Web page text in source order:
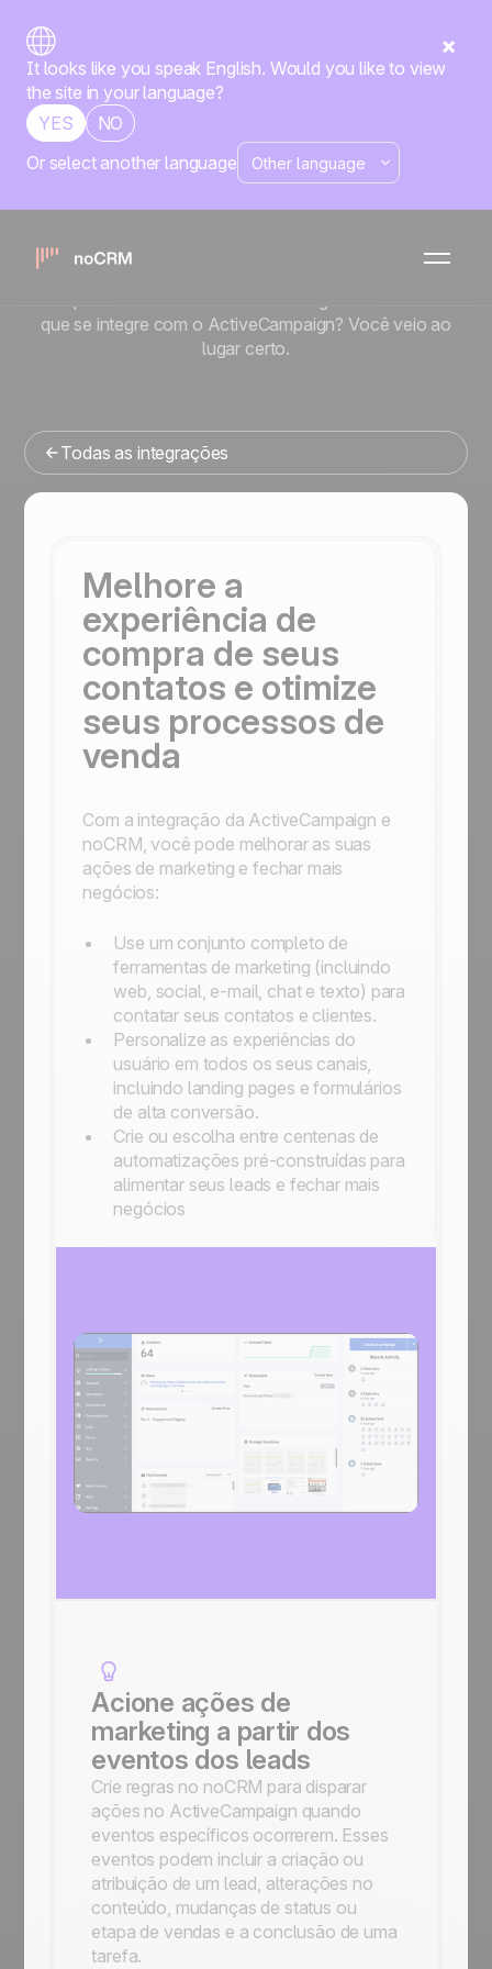
It looks like you speak English. Would you like to view
the site in your language?
YES
NO
Or select another language
Nativa
ActiveCampaignx
que se integre com o ActiveCampaign? Você veio ao
lugar certo.
Todas as integrações
Melhore a
experiência de
compra de seus
contatos e otimize
seus processos de
venda
Com a integração da ActiveCampaign e
noCRM, você pode melhorar as suas
ações de marketing e fechar mais
negócios:
Use um conjunto completo de
ferramentas de marketing (incluindo
web, social, e-mail, chat e texto) para
contatar seus contatos e clientes.
Personalize as experiências do
usuário em todos os seus canais,
incluindo landing pages e formulários
de alta conversão.
Crie ou escolha entre centenas de
automatizações pré-construídas para
alimentar seus leads e fechar mais
negócios
Acione ações de
marketing a partir dos
eventos dos leads
Crie regras no noCRM para disparar
ações no ActiveCampaign quando
eventos específicos ocorrerem. Esses
eventos podem incluir a criação ou
atribuição de um lead, alterações no
conteúdo, mudanças de status ou
etapa de vendas e a conclusão de uma
tarefa.